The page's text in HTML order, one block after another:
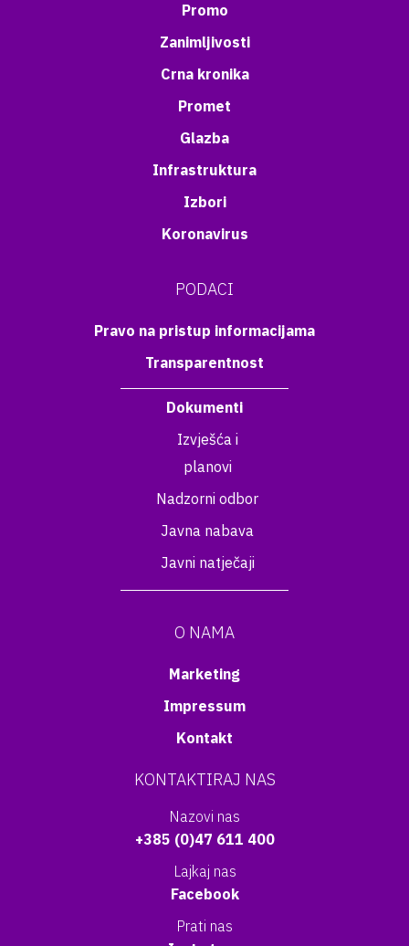
Promo
Zanimljivosti
Crna kronika
Promet
Glazba
Infrastruktura
Izbori
Koronavirus
PODACI
Pravo na pristup informacijama
Transparentnost
Dokumenti
Izvješća i
planovi
Nadzorni odbor
Javna nabava
Javni natječaji
O NAMA
Marketing
Impressum
Kontakt
KONTAKTIRAJ NAS
Nazovi nas
+385 (0)47 611 400
Lajkaj nas
Facebook
Prati nas